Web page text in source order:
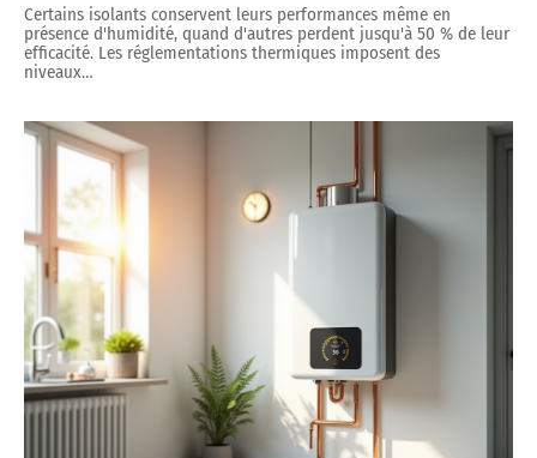
Certains isolants conservent leurs performances même en
présence d'humidité, quand d'autres perdent jusqu'à 50 % de leur
efficacité. Les réglementations thermiques imposent des
niveaux…